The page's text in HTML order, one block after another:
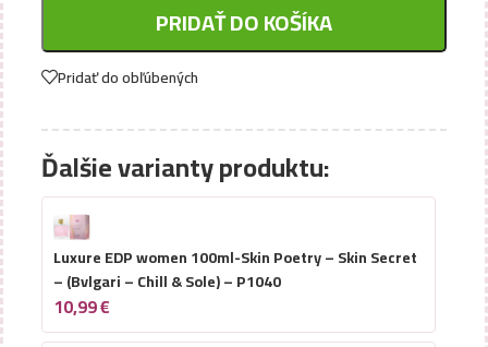
PRIDAŤ DO KOŠÍKA
Pridať do obľúbených
Ďalšie varianty produktu:
Luxure EDP women 100ml-Skin Poetry – Skin Secret
– (Bvlgari – Chill & Sole) – P1040
10,99€